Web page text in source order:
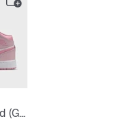
Air Jordan 1 Mid (GS)